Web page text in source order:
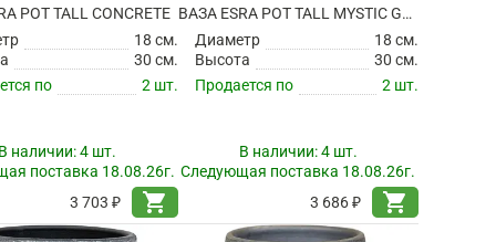
POT TALL CONCRETE
18 см.
30 см.
по
2 шт.
наличии:4 шт.
поставка 18.08.26г.
3 703 ₽
shopping_cart
ВАЗА ESRA POT TALL MYSTIC GREY
Диаметр
18 см.
Высота
30 см.
Продается по
2 шт.
В наличии:4 шт.
Следующая поставка 18.08.26г.
3 686 ₽
shopping_cart